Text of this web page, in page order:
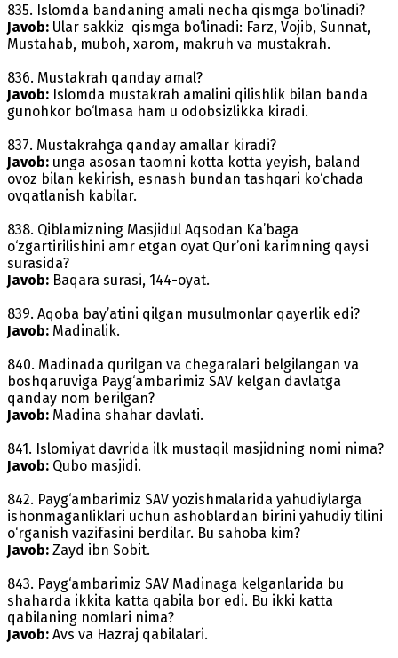
835. Islomda bandaning amali necha qismga bo‘linadi?
Javob: Ular sakkiz qismga bo‘linadi: Farz, Vojib, Sunnat,
Mustahab, muboh, xarom, makruh va mustakrah.
836. Mustakrah qanday amal?
Javob: Islomda mustakrah amalini qilishlik bilan banda
gunohkor bo‘lmasa ham u odobsizlikka kiradi.
837. Mustakrahga qanday amallar kiradi?
Javob: unga asosan taomni kotta kotta yeyish, baland
ovoz bilan kekirish, esnash bundan tashqari ko‘chada
ovqatlanish kabilar.
838. Qiblamizning Masjidul Aqsodan Ka’baga
o‘zgartirilishini amr etgan oyat Qur’oni karimning qaysi
surasida?
Javob: Baqara surasi, 144-oyat.
839. Aqoba bay’atini qilgan musulmonlar qayerlik edi?
Javob: Madinalik.
840. Madinada qurilgan va chegaralari belgilangan va
boshqaruviga Payg‘ambarimiz SAV kelgan davlatga
qanday nom berilgan?
Javob: Madina shahar davlati.
841. Islomiyat davrida ilk mustaqil masjidning nomi nima?
Javob: Qubo masjidi.
842. Payg‘ambarimiz SAV yozishmalarida yahudiylarga
ishonmaganliklari uchun ashoblardan birini yahudiy tilini
o‘rganish vazifasini berdilar. Bu sahoba kim?
Javob: Zayd ibn Sobit.
843. Payg‘ambarimiz SAV Madinaga kelganlarida bu
shaharda ikkita katta qabila bor edi. Bu ikki katta
qabilaning nomlari nima?
Javob: Avs va Hazraj qabilalari.